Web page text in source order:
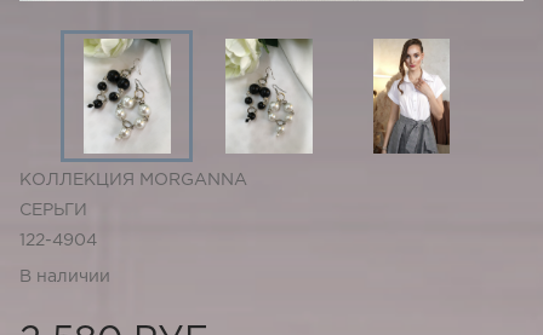
КОЛЛЕКЦИЯ MORGANNA
СЕРЬГИ
122-4904
В наличии